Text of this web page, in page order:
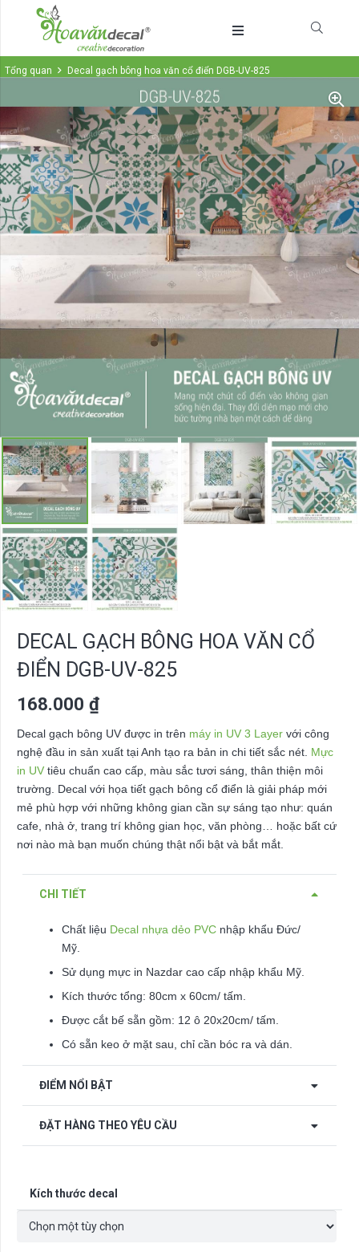
Tổng quan Decal gạch bông hoa văn cổ điển DGB-UV-825
DECAL GẠCH BÔNG HOA VĂN CỔ
ĐIỂN DGB-UV-825
168.000 ₫
Decal gạch bông UV được in trên máy in UV 3 Layer với công
nghệ đầu in sản xuất tại Anh tạo ra bản in chi tiết sắc nét. Mực
in UV tiêu chuẩn cao cấp, màu sắc tươi sáng, thân thiện môi
trường. Decal với họa tiết gạch bông cổ điển là giải pháp mới
mẻ phù hợp với những không gian cần sự sáng tạo như: quán
cafe, nhà ở, trang trí không gian học, văn phòng… hoặc bất cứ
nơi nào mà bạn muốn chúng thật nổi bật và bắt mắt.
CHI TIẾT
Chất liệu Decal nhựa dẻo PVC nhập khẩu Đức/
Mỹ.
Sử dụng mực in Nazdar cao cấp nhập khẩu Mỹ.
Kích thước tổng: 80cm x 60cm/ tấm.
Được cắt bế sẵn gồm: 12 ô 20x20cm/ tấm.
Có sẵn keo ở mặt sau, chỉ cần bóc ra và dán.
ĐIỂM NỔI BẬT
ĐẶT HÀNG THEO YÊU CẦU
Kích thước decal